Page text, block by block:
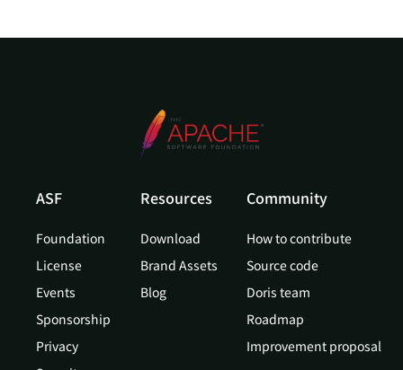
ASF
Foundation
License
Events
Sponsorship
Privacy
Resources
Download
Brand Assets
Blog
Community
How to contribute
Source code
Doris team
Roadmap
Improvement proposal